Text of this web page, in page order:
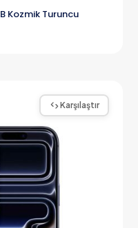
Kozmik Turuncu
Karşılaştır